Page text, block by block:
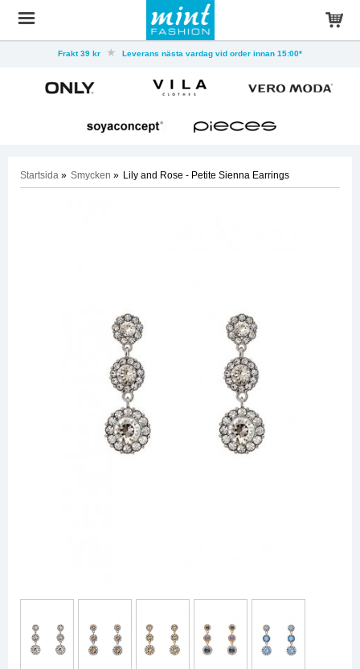
Frakt 39 kr Leverans nästa vardag vid order innan 15:00*
Startsida » Smycken » Lily and Rose - Petite Sienna Earrings